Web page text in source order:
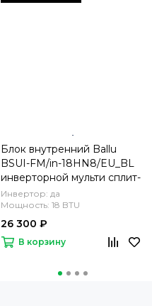
Блок внутренний Ballu
BSUI-FM/in-18HN8/EU_BL
инверторной мульти сплит-
системы
Инвертор: да
Мощность: 18 BTU
26 300 ₽
В корзину